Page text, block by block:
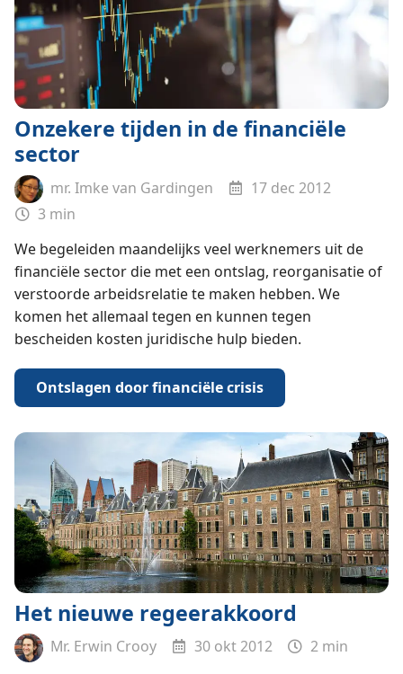
Onzekere tijden in de financiële
sector
mr. Imke van Gardingen
17 dec 2012
3 min
We begeleiden maandelijks veel werknemers uit de
financiële sector die met een ontslag, reorganisatie of
verstoorde arbeidsrelatie te maken hebben. We
komen het allemaal tegen en kunnen tegen
bescheiden kosten juridische hulp bieden.
Ontslagen door financiële crisis
Het nieuwe regeerakkoord
Mr. Erwin Crooy 30 okt 2012
2 min